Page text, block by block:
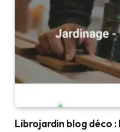
Librojardin blog déco